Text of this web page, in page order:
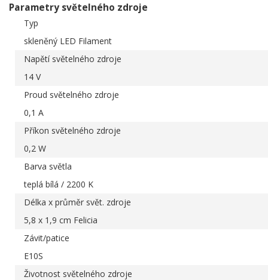
Parametry světelného zdroje
Typ
skleněný LED Filament
Napětí světelného zdroje
14 V
Proud světelného zdroje
0,1 A
Příkon světelného zdroje
0,2 W
Barva světla
teplá bílá / 2200 K
Délka x průměr svět. zdroje
5,8 x 1,9 cm Felicia
Závit/patice
E10S
Životnost světelného zdroje